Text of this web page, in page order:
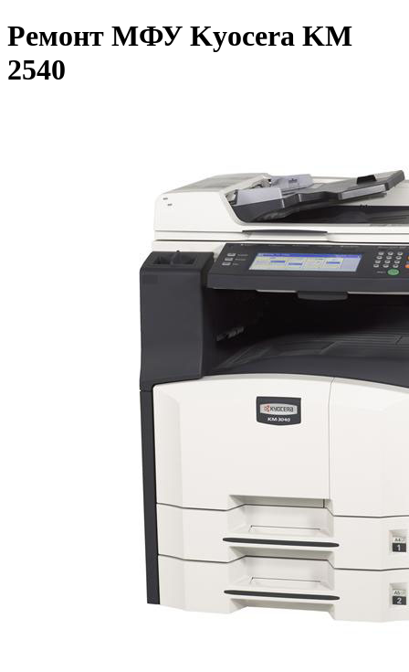
Ремонт МФУ Kyocera KM
2540